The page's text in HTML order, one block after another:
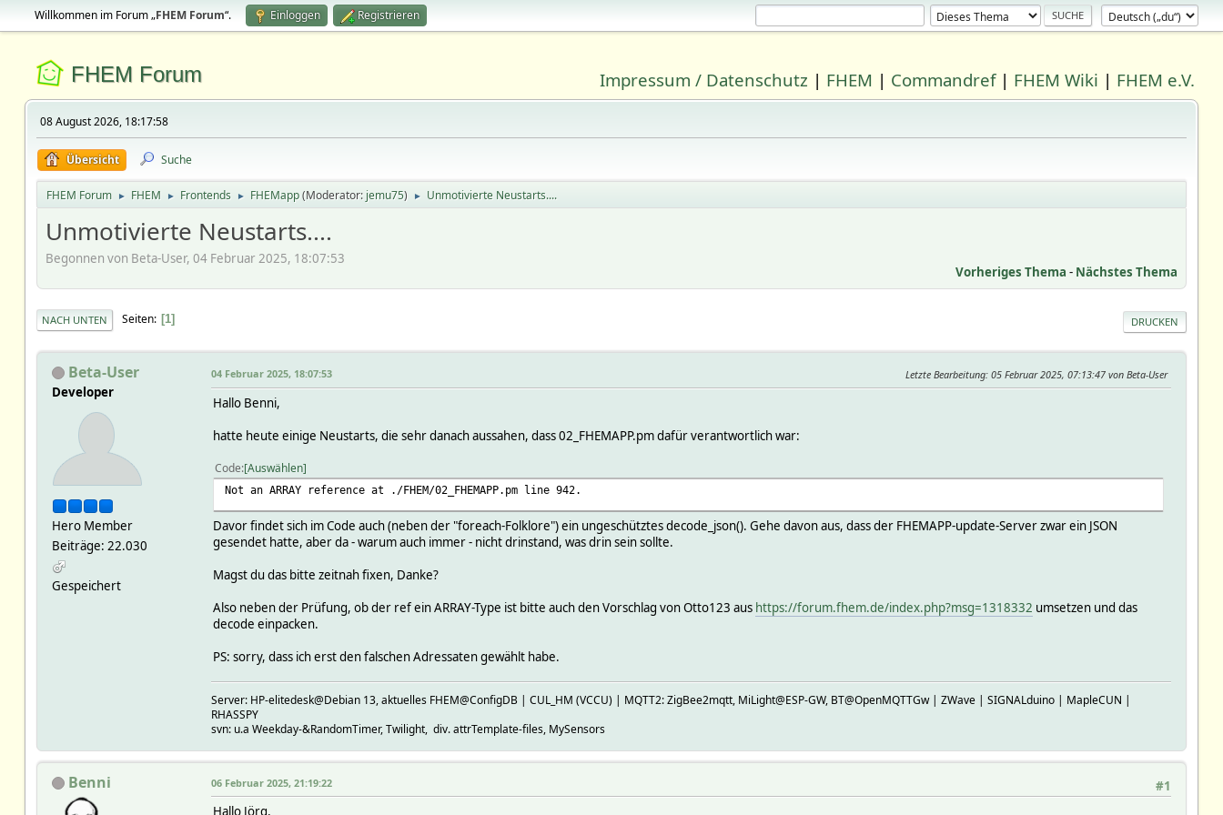
Willkommen im Forum „FHEM Forum“. Einloggen Registrieren
FHEM Forum Impressum / Datenschutz | FHEM | Commandref| FHEM Wiki | FHEM e.V.
08 August 2026, 18:17:58
Übersicht Suche
FHEM Forum ► FHEM ► Frontends ► FHEMapp(Moderator: jemu75) ► Unmotivierte Neustarts....
Unmotivierte Neustarts....
Begonnen von Beta-User, 04 Februar 2025, 18:07:53
Vorheriges Thema - Nächstes Thema
DRUCKEN
NACH UNTEN Seiten 1
Beta-User
Developer
Hero Member
Beiträge: 22.030
Gespeichert
04 Februar 2025, 18:07:53 Letzte Bearbeitung: 05 Februar 2025, 07:13:47 von Beta-User
Hallo Benni,
hatte heute einige Neustarts, die sehr danach aussahen, dass 02_FHEMAPP.pm dafür verantwortlich war:
Code Auswählen
Not an ARRAY reference at ./FHEM/02_FHEMAPP.pm line 942.
Davor findet sich im Code auch (neben der "foreach-Folklore") ein ungeschütztes decode_json(). Gehe davon aus, dass der FHEMAPP-update-Server zwar ein JSON
gesendet hatte, aber da - warum auch immer - nicht drinstand, was drin sein sollte.
Magst du das bitte zeitnah fixen, Danke?
Also neben der Prüfung, ob der ref ein ARRAY-Type ist bitte auch den Vorschlag von Otto123 aus https://forum.fhem.de/index.php?msg=1318332 umsetzen und das
decode einpacken.
PS: sorry, dass ich erst den falschen Adressaten gewählt habe.
Server: HP-elitedesk@Debian 13, aktuelles FHEM@ConfigDB | CUL_HM (VCCU) | MQTT2: ZigBee2mqtt, MiLight@ESP-GW, BT@OpenMQTTGw | ZWave | SIGNALduino | MapleCUN |
RHASSPY
svn: u.a Weekday-&RandomTimer, Twilight, div. attrTemplate-files, MySensors
Benni #1
06 Februar 2025, 21:19:22
Hallo Jörg,